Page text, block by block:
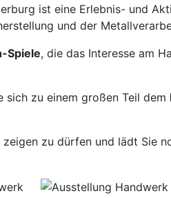
ist eine Erlebnis- und
und der
Spiele, die das Interesse am
sich zu einem großen Teil dem
zu dürfen und lädt Sie